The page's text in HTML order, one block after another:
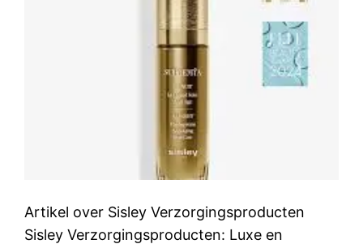
Artikel over Sisley Verzorgingsproducten
Sisley Verzorgingsproducten: Luxe en